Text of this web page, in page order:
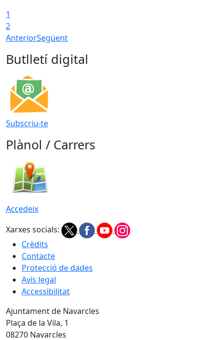
1
2
AnteriorSegüent
Butlletí digital
Subscriu-te
Plànol / Carrers
Accedeix
Xarxes socials:
Crèdits
Contacte
Protecció de dades
Avís legal
Accessibilitat
Ajuntament de Navarcles
Plaça de la Vila, 1
08270 Navarcles